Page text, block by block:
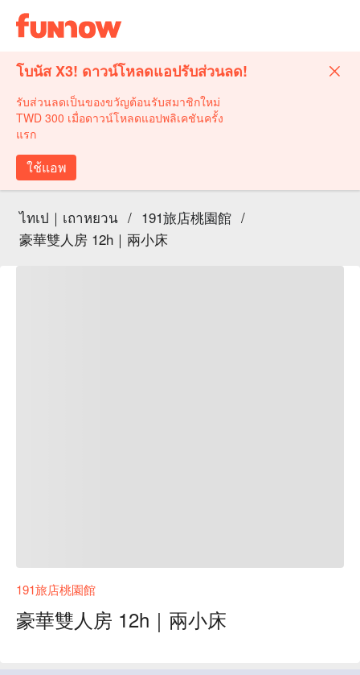
โบนัส X3! ดาวน์โหลดแอปรับส่วนลด!
รับส่วนลดเป็นของขวัญต้อนรับสมาชิกใหม่
TWD 300 เมื่อดาวน์โหลดแอปพลิเคชันครั้ง
แรก
ใช้แอพ
ไทเป｜เถาหยวน / 191旅店桃園館 /
豪華雙人房 12h｜兩小床
191旅店桃園館
豪華雙人房 12h｜兩小床